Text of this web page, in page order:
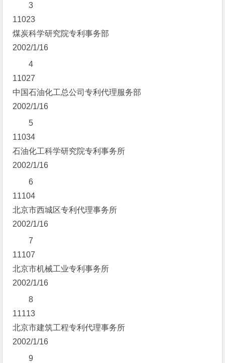
3
11023
煤炭科学研究院专利事务部
2002/1/16
4
11027
中国石油化工总公司专利代理服务部
2002/1/16
5
11034
石油化工科学研究院专利事务所
2002/1/16
6
11104
北京市西城区专利代理事务所
2002/1/16
7
11107
北京市机械工业专利事务所
2002/1/16
8
11113
北京市建筑工程专利代理事务所
2002/1/16
9